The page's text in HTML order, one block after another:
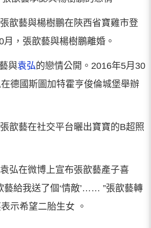
歆藝與楊樹鵬在陝西省寶雞市登
，張歆藝與楊樹鵬離婚。
與袁弘的戀情公開。2016年5月30
德國斯圖加特霍亨俊倫城堡舉辦
歆藝在社交平台曬出寶寶的B超照
弘在微博上宣布張歆藝產子喜
藝給我送了個‘情敵’…… ”張歆藝轉
示希望二胎生女 。